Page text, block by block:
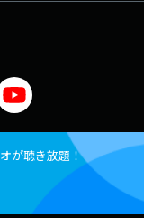
が聴き放題！